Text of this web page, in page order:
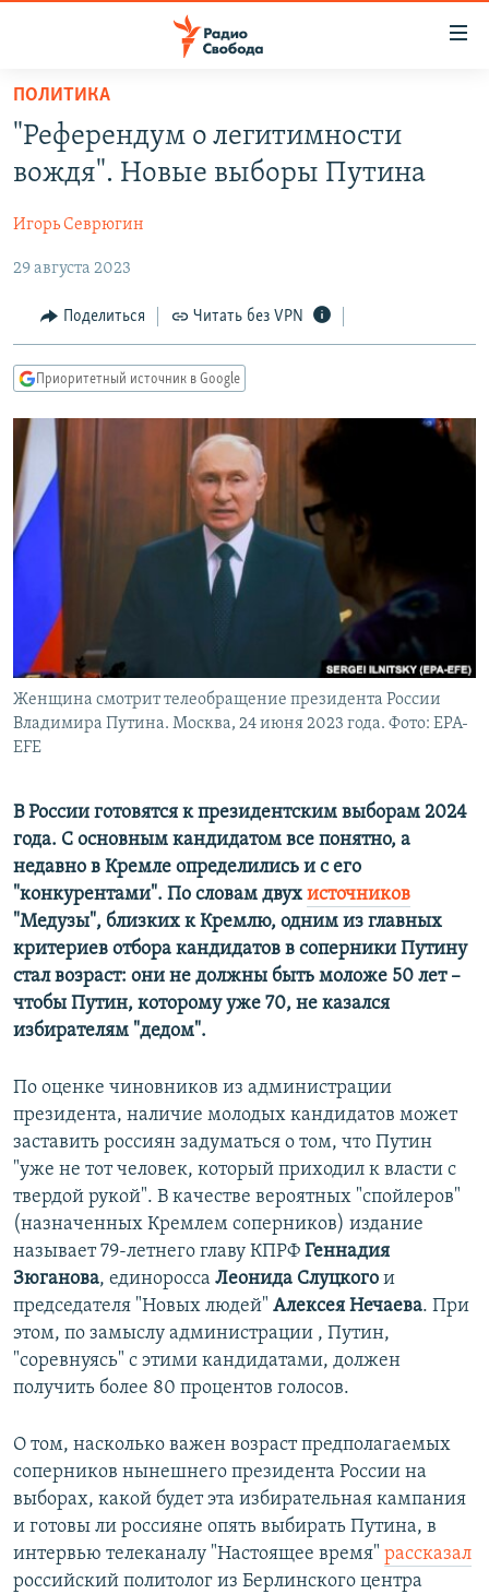
упрощенного
доступа
основному
Вернутся
главной
навигации
Вернутся
поиску
ПРОГРАММЫ
ПОДКАСТЫ
ЦИТАТЫ СВОБОДЫ
МНЕНИЯ
КУЛЬТУРА
IDEL.РЕАЛИИ
КАВКАЗ.РЕАЛИИ
СЕВЕР.РЕАЛИИ
СИБИРЬ.РЕАЛИИ
РАСПИСАНИЕ ВЕЩАНИЯ
ПОДПИШИТЕСЬ НА РАССЫЛКУ
СОЦИАЛЬНЫЕ СЕТИ
Все сайты РСЕ/РС
ПОЛИТИКА
"Референдум о легитимности
вождя". Новые выборы Путина
Игорь Севрюгин
29 августа 2023
Поделиться Читать без VPN
Приоритетный источник в Google
Женщина смотрит телеобращение президента России
Владимира Путина. Москва, 24 июня 2023 года. Фото: EPA-
EFE
В России готовятся к президентским выборам 2024
года. С основным кандидатом все понятно, а
недавно в Кремле определились и с его
"конкурентами". По словам двух источников
"Медузы", близких к Кремлю, одним из главных
критериев отбора кандидатов в соперники Путину
стал возраст: они не должны быть моложе 50 лет –
чтобы Путин, которому уже 70, не казался
избирателям "дедом".
По оценке чиновников из администрации
президента, наличие молодых кандидатов может
заставить россиян задуматься о том, что Путин
"уже не тот человек, который приходил к власти с
твердой рукой". В качестве вероятных "спойлеров"
(назначенных Кремлем соперников) издание
называет 79-летнего главу КПРФ Геннадия
Зюганова, единоросса Леонида Слуцкого и
председателя "Новых людей" Алексея Нечаева. При
этом, по замыслу администрации , Путин,
"соревнуясь" с этими кандидатами, должен
получить более 80 процентов голосов.
О том, насколько важен возраст предполагаемых
соперников нынешнего президента России на
выборах, какой будет эта избирательная кампания
и готовы ли россияне опять выбирать Путина, в
интервью телеканалу "Настоящее время" рассказал
российский политолог из Берлинского центра